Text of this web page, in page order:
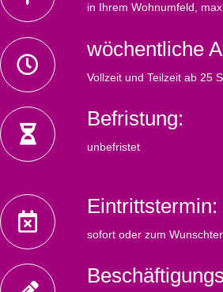
in Ihrem Wohnumfeld,
wöchentliche
Vollzeit und Teilzeit ab 25
Befristung:
unbefristet
Eintrittstermin:
sofort oder zum